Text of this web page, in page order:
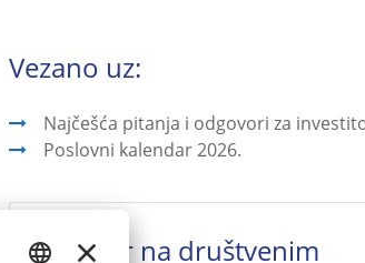
Vezano uz:
Najčešća pitanja i odgovori za
Poslovni kalendar 2026.
Valamar na društvenim